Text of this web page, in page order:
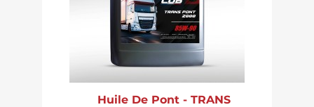
Huile De Pont - TRANS